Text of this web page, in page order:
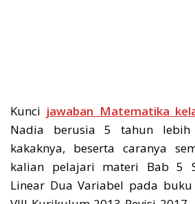
Kunci jawaban Matematika
Nadia berusia 5 tahun
kakaknya, beserta caranya
kalian pelajari materi Bab 5
Linear Dua Variabel pada